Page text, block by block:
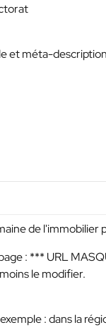
et méta-
de
: *** URL
le modifier.
: dans la